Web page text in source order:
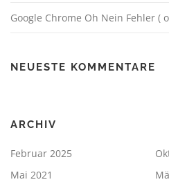
Google Chrome Oh Nein Fehler (
NEUESTE KOMMENTARE
ARCHIV
Februar 2025
Mai 2021